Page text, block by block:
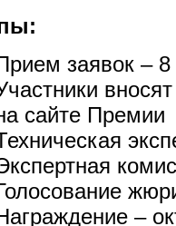
заявок –
сайте Премии
–